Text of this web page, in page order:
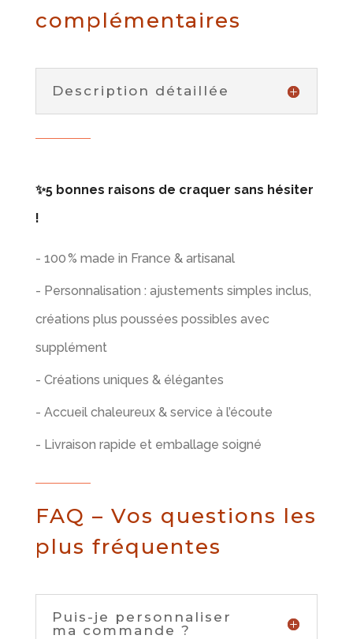
complémentaires
Description détaillée
✨5 bonnes raisons de craquer sans hésiter
!
- 100 % made in France & artisanal
- Personnalisation : ajustements simples inclus,
créations plus poussées possibles avec
supplément
- Créations uniques & élégantes
- Accueil chaleureux & service à l’écoute
- Livraison rapide et emballage soigné
FAQ – Vos questions les
plus fréquentes
Puis-je personnaliser
ma commande ?